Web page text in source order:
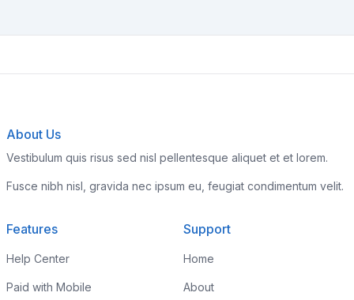
About Us
Vestibulum quis risus sed nisl pellentesque aliquet et et lorem.
Fusce nibh nisl, gravida nec ipsum eu, feugiat condimentum velit.
Features
Help Center
Paid with Mobile
Support
Home
About